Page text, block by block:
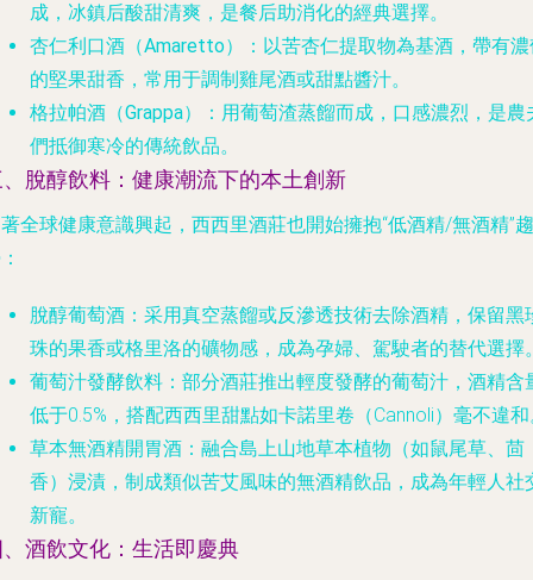
成，冰鎮后酸甜清爽，是餐后助消化的經典選擇。
杏仁利口酒（Amaretto）
：以苦杏仁提取物為基酒，帶有
的堅果甜香，常用于調制雞尾酒或甜點醬汁。
格拉帕酒（Grappa）
：用葡萄渣蒸餾而成，口感濃烈，是農
們抵御寒冷的傳統飲品。
脫醇飲料：健康潮流下的本土創新
全球健康意識興起，西西里酒莊也開始擁抱“低酒精/無酒精”趨
脫醇葡萄酒 ：采用真空蒸餾或反滲透技術去除酒精，保留黑
珠的果香或格里洛的礦物感，成為孕婦、駕駛者的替代選擇
葡萄汁發酵飲料 ：部分酒莊推出輕度發酵的葡萄汁，酒精含
低于0.5%，搭配西西里甜點如卡諾里卷（Cannoli）毫不違
草本無酒精開胃酒 ：融合島上山地草本植物（如鼠尾草、茴
香）浸漬，制成類似苦艾風味的無酒精飲品，成為年輕人社
新寵。
酒飲文化：生活即慶典